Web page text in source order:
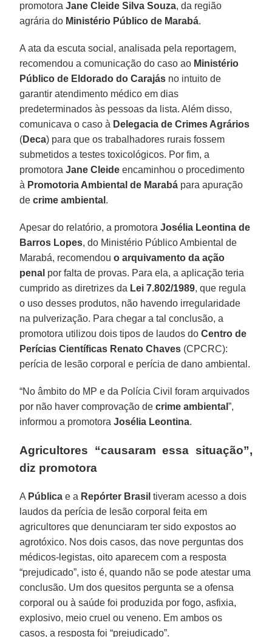
promotoraJane Cleide Silva Souza, da região
agrária do Ministério Público de Marabá.
A ata da escuta social, analisada pela reportagem,
recomendou a comunicação do caso ao Ministério
Público de Eldorado do Carajás no intuito de
garantir atendimento médico em dias
predeterminados às pessoas da lista. Além disso,
comunicava o caso à Delegacia de Crimes Agrários
(Deca) para que os trabalhadores rurais fossem
submetidos a testes toxicológicos. Por fim, a
promotoraJane Cleide encaminhou o procedimento
à Promotoria Ambiental de Marabá para apuração
de crime ambiental .
Apesar do relatório, a promotora Josélia Leontina de
Barros Lopes, do Ministério Público Ambiental de
Marabá, recomendouo arquivamento da ação
penal por falta de provas. Para ela, a aplicação teria
cumprido as diretrizes da Lei 7.802/1989, que regula
o uso desses produtos, não havendo irregularidade
na pulverização. Para chegar a tal conclusão, a
promotora utilizou dois tipos de laudos doCentro de
Perícias Científicas Renato Chaves (CPCRC):
perícia de lesão corporal e perícia de dano ambiental.
“No âmbito do MP e da Polícia Civil foram arquivados
por não haver comprovação decrime ambiental”,
informou a promotoraJosélia Leontina.
Agricultores “causaram essa situação”,
diz promotora
A Pública e a Repórter Brasil tiveram acesso a dois
laudos da perícia de lesão corporal feita em
agricultores que denunciaram ter sido expostos ao
agrotóxico. Nos dois casos, das nove perguntas dos
médicos-legistas, oito aparecem com a resposta
“prejudicado”, isto é, quando não se pode atestar uma
conclusão. Um dos quesitos pergunta se a ofensa
corporal ou à saúde foi produzida por fogo, asfixia,
explosivo, meio cruel ou veneno. Em ambos os
casos, a resposta foi “prejudicado”.